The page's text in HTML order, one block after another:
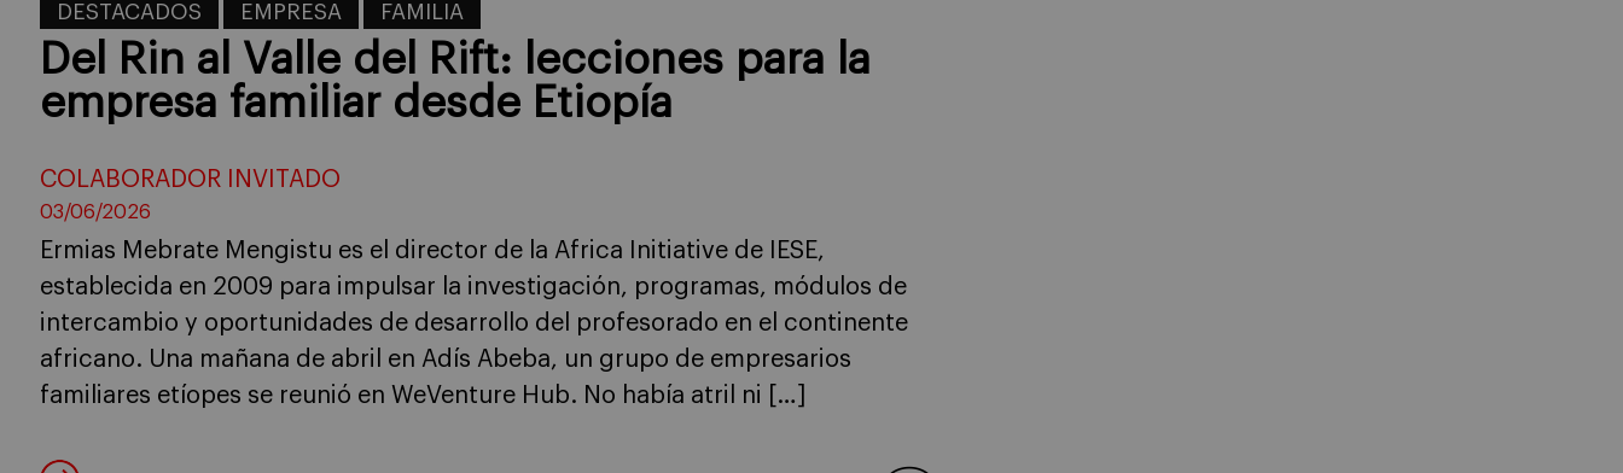
DESTACADOS EMPRESA FAMILIA
Del Rin al Valle del Rift: lecciones para la
empresa familiar desde Etiopía
COLABORADOR INVITADO
03/06/2026
Ermias Mebrate Mengistu es el director de la Africa Initiative de IESE,
establecida en 2009 para impulsar la investigación, programas, módulos de
intercambio y oportunidades de desarrollo del profesorado en el continente
africano. Una mañana de abril en Adís Abeba, un grupo de empresarios
familiares etíopes se reunió en WeVenture Hub. No había atril ni […]